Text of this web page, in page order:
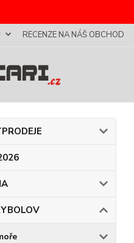
RECENZE NA NÁŠ OBCHOD